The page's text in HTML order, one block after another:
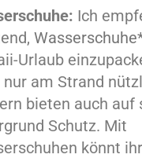
Ich
Urlaub
am Strand
bieten auch auf
Schutz. Mit
könnt